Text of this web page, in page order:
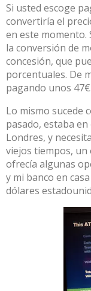
Si usted escoge
convertiría el
en este momento.
la conversión de
concesión, que
porcentuales. De
pagando unos 47€.
Lo mismo sucede
pasado, estaba
Londres, y
viejos tiempos,
ofrecía algunas
y mi banco en
dólares